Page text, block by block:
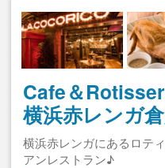
Cafe＆
横浜赤レンガ
横浜赤レンガにあるロテ
アンレストラン♪